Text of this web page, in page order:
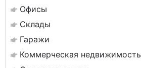
Офисы
Склады
Гаражи
Коммерческая недвижимость